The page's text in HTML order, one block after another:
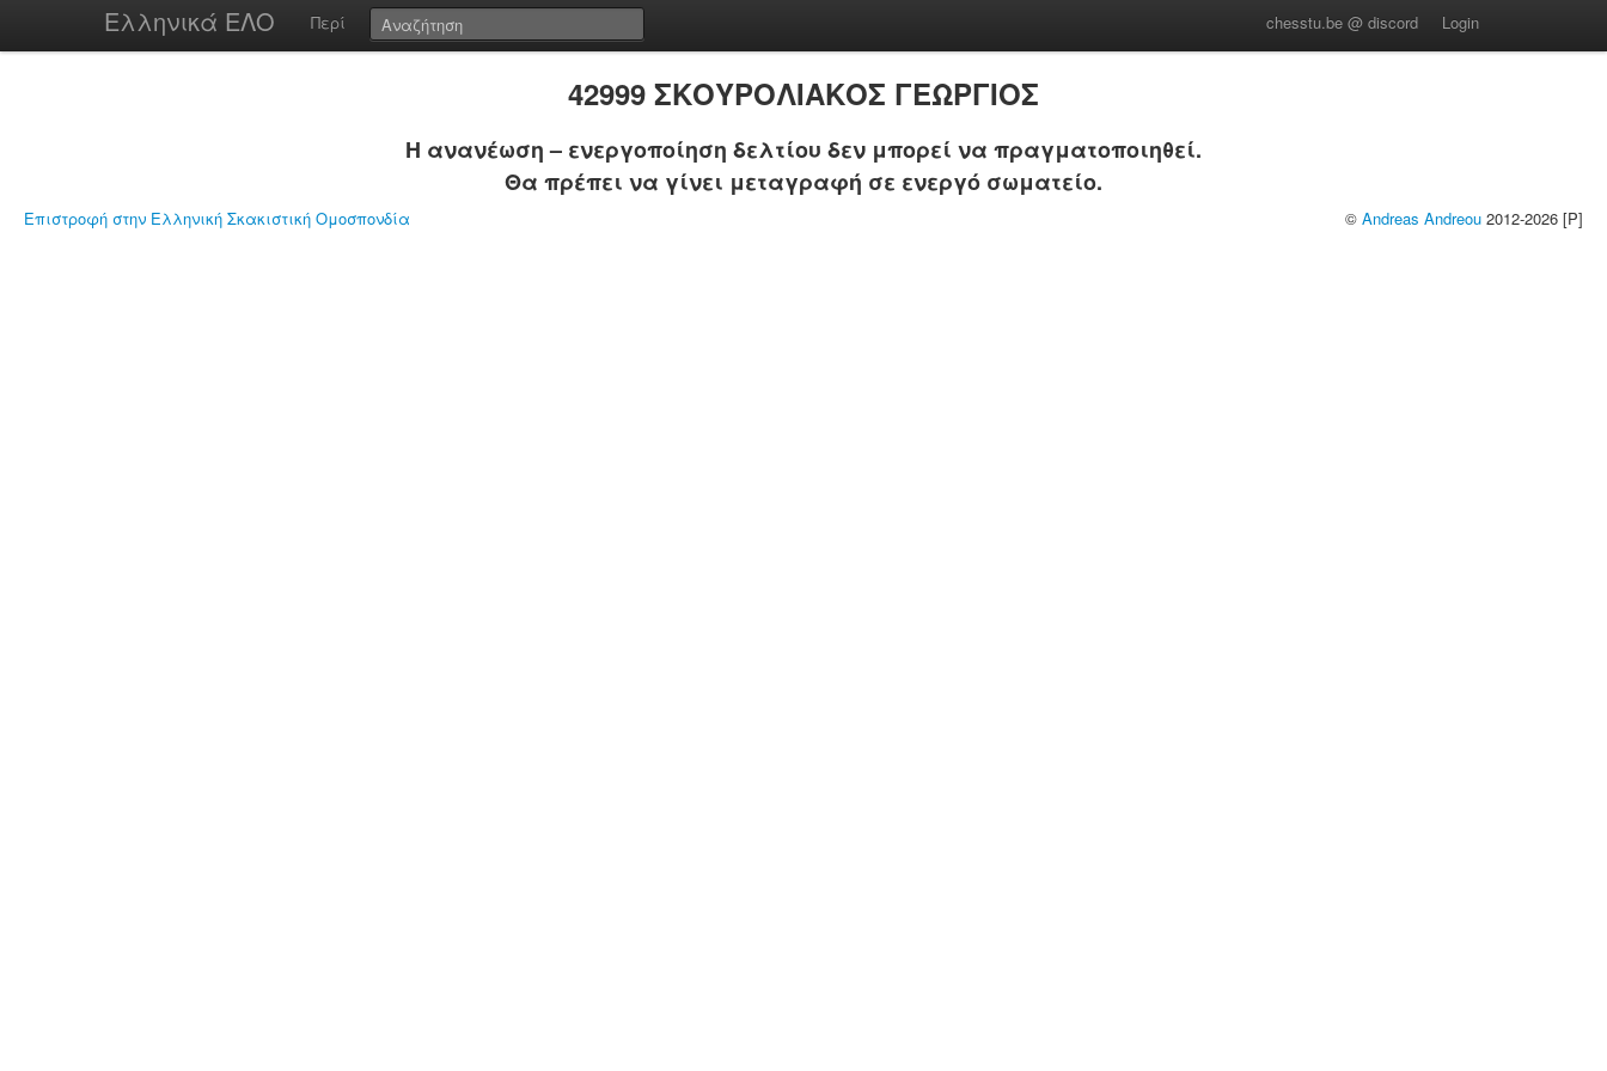
Ελληνικά ΕΛΟ Περί chesstu.be @ discord Login
42999 ΣΚΟΥΡΟΛΙΑΚΟΣ ΓΕΩΡΓΙΟΣ
Η ανανέωση – ενεργοποίηση δελτίου δεν μπορεί να πραγματοποιηθεί.
Θα πρέπει να γίνει μεταγραφή σε ενεργό σωματείο.
Επιστροφή στην Ελληνική Σκακιστική Ομοσπονδία © Andreas Andreou 2012-2026 [P]